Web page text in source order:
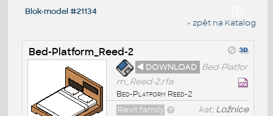
Blok-model #21134
« zpět na Katalog
Bed-Platform_Reed-2
◄ DOWNLOAD Bed-Platfor
m_Reed-2.rfa
Bed-Platform Reed-2
kat:Ložnice
Revit family